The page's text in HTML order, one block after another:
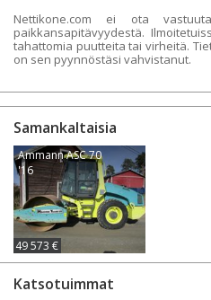
Nettikone.com ei ota
paikkansapitävyydestä.
tahattomia puutteita tai virheitä.
on sen pyynnöstäsi vahvistanut.
Samankaltaisia
Ammann ASC 70
'16
49 573 €
Katsotuimmat